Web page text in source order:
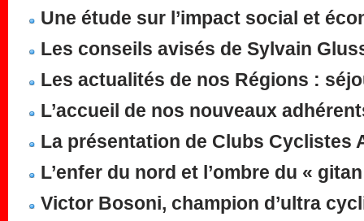
Une étude sur l’impact social et
Les conseils avisés de Sylvain
Les actualités de nos Régions :
L’accueil de nos nouveaux
La présentation de Clubs Cyclistes
L’enfer du nord et l’ombre du «
Victor Bosoni, champion d’ultra